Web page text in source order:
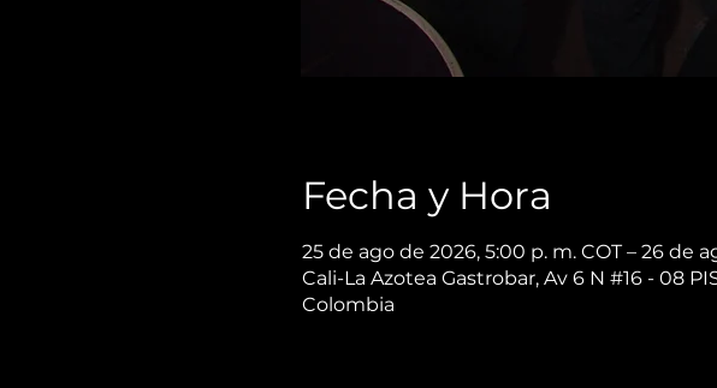
Fecha y Hora
25 de ago de 2026, 5:00 p. m. COT – 26 de
Cali-La Azotea Gastrobar, Av 6 N #16 - 08
Colombia